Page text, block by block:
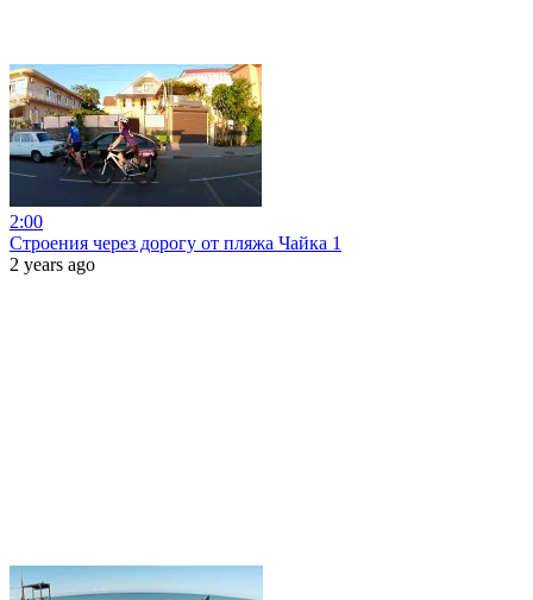
2:00
Строения через дорогу от пляжа Чайка 1
2 years ago